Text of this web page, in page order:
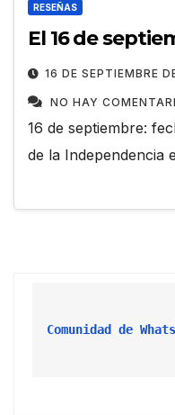
RESEÑAS
El 16 de
16 DE SEPTIEMBRE
NO HAY
16 de septiembre:
de la Independencia
Comunidad de